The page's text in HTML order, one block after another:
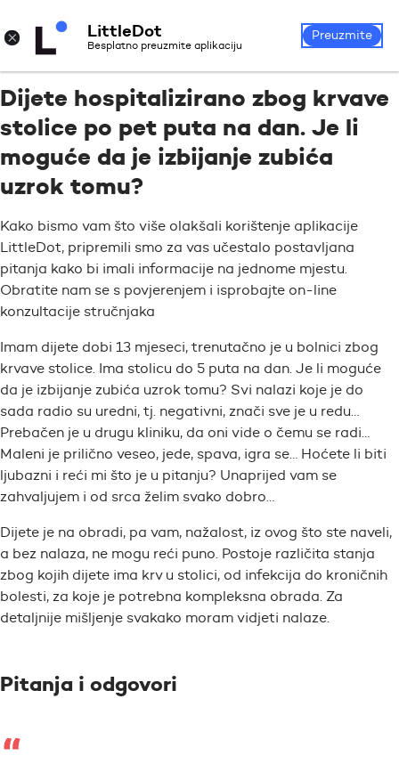
Prijava
Dijete hospitalizirano zbog krvave
stolice po pet puta na dan. Je li
moguće da je izbijanje zubića
uzrok tomu?
Kako bismo vam što više olakšali korištenje aplikacije
LittleDot, pripremili smo za vas učestalo postavljana
pitanja kako bi imali informacije na jednome mjestu.
Obratite nam se s povjerenjem i isprobajte on-line
konzultacije stručnjaka
Imam dijete dobi 13 mjeseci, trenutačno je u bolnici zbog
krvave stolice. Ima stolicu do 5 puta na dan. Je li moguće
da je izbijanje zubića uzrok tomu? Svi nalazi koje je do
sada radio su uredni, tj. negativni, znači sve je u redu…
Prebačen je u drugu kliniku, da oni vide o čemu se radi…
Maleni je prilično veseo, jede, spava, igra se… Hoćete li biti
ljubazni i reći mi što je u pitanju? Unaprijed vam se
zahvaljujem i od srca želim svako dobro…
Dijete je na obradi, pa vam, nažalost, iz ovog što ste naveli,
a bez nalaza, ne mogu reći puno. Postoje različita stanja
zbog kojih dijete ima krv u stolici, od infekcija do kroničnih
bolesti, za koje je potrebna kompleksna obrada. Za
detaljnije mišljenje svakako moram vidjeti nalaze.
Pitanja i odgovori
× LittleDot
Besplatno preuzmite aplikaciju
Preuzmite